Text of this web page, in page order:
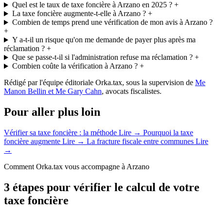
Quel est le taux de taxe foncière à Arzano en 2025 ?+
La taxe foncière augmente-t-elle à Arzano ?+
Combien de temps prend une vérification de mon avis à Arzano ?
+
Y a-t-il un risque qu'on me demande de payer plus après ma
réclamation ? +
Que se passe-t-il si l'administration refuse ma réclamation ?+
Combien coûte la vérification à Arzano ?+
Rédigé par l'équipe éditoriale Orka.tax, sous la supervision de Me
Manon Bellin et Me Gary Cahn, avocats fiscalistes.
Pour aller plus loin
Vérifier sa taxe foncière : la méthode Lire → Pourquoi la taxe
foncière augmente Lire → La fracture fiscale entre communes Lire
→
Comment Orka.tax vous accompagne à Arzano
3 étapes pour vérifier le calcul de votre
taxe foncière